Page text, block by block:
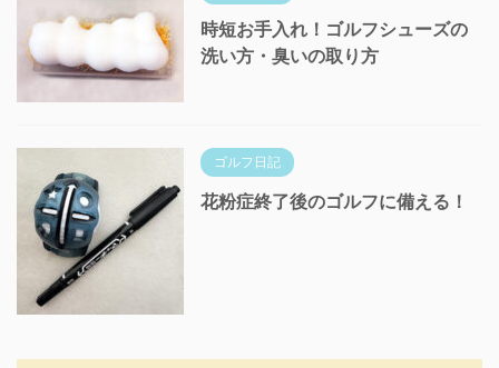
時短お手入れ！ゴルフシューズの
洗い方・臭いの取り方
ゴルフ日記
花粉症終了後のゴルフに備える！